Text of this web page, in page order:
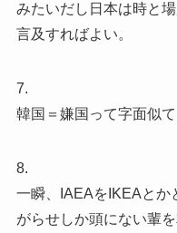
みたいだし日本は時と
言及すればよい。
7.
韓国＝嫌国って字面似
8.
一瞬、IAEAをIKEAとか
がらせしか頭にない輩